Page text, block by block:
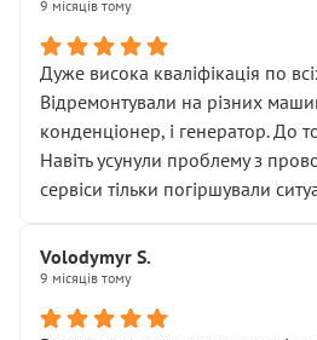
9 місяців тому
Дуже висока кваліфікація по
Відремонтували на різних
конденціонер, і генератор. До
Навіть усунули проблему з
сервіси тільки погіршували
Volodymyr S.
9 місяців тому